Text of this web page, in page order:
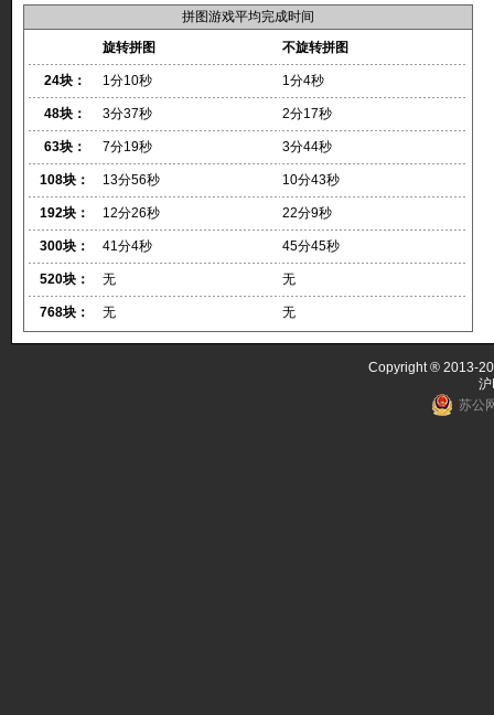
拼图游戏平均完成时间
旋转拼图
不旋转拼图
24块： 1分10秒 1分4秒
48块： 3分37秒 2分17秒
63块： 7分19秒 3分44秒
108块： 13分56秒 10分43秒
192块： 12分26秒 22分9秒
300块： 41分4秒 45分45秒
520块： 无 无
768块： 无 无
Copyright ® 2013-
苏公